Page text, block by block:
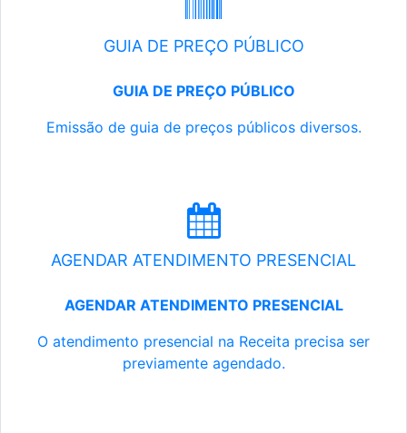
GUIA DE PREÇO PÚBLICO
GUIA DE PREÇO PÚBLICO
Emissão de guia de preços públicos diversos.
AGENDAR ATENDIMENTO PRESENCIAL
AGENDAR ATENDIMENTO PRESENCIAL
O atendimento presencial na Receita precisa ser
previamente agendado.